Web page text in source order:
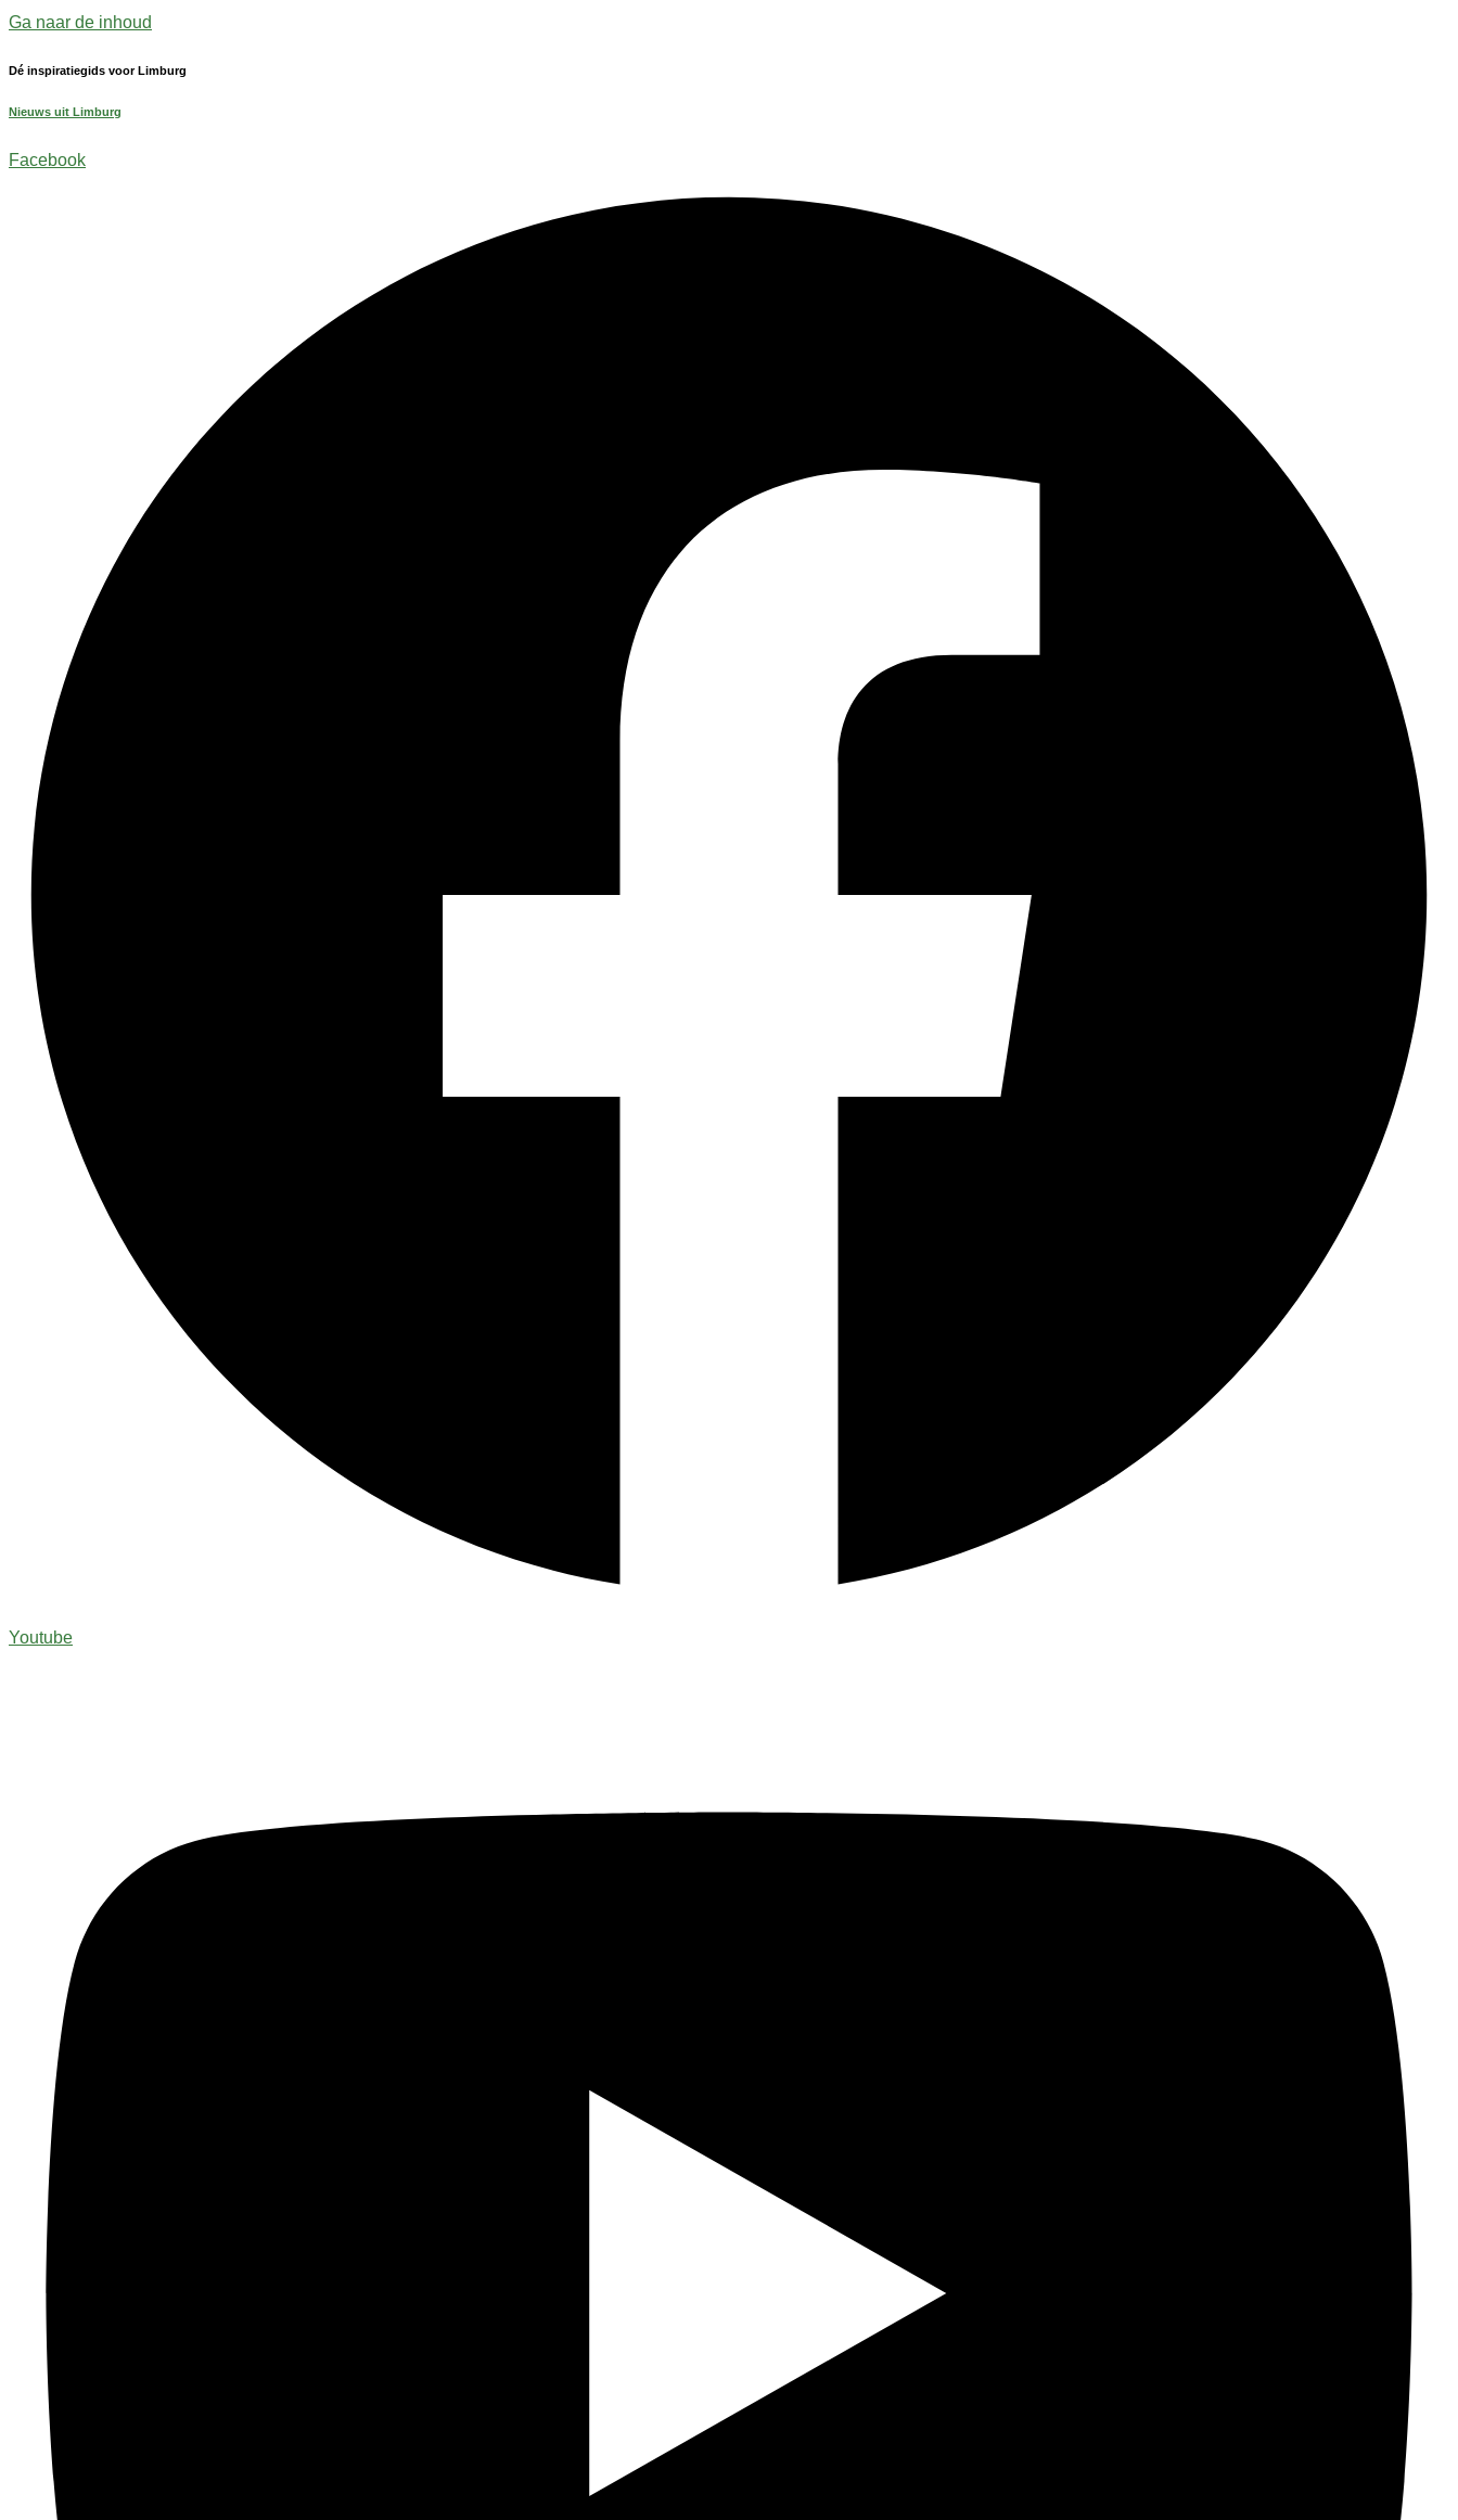
Ga naar de inhoud
Dé inspiratiegids voor Limburg
Nieuws uit Limburg
Facebook
Youtube